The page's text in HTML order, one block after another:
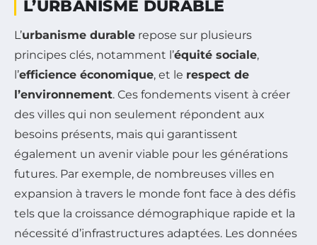
L’URBANISME DURABLE
L’urbanisme durable repose sur plusieurs
principes clés, notamment l’équité sociale,
l’efficience économique, et le respect de
l’environnement. Ces fondements visent à créer
des villes qui non seulement répondent aux
besoins présents, mais qui garantissent
également un avenir viable pour les générations
futures. Par exemple, de nombreuses villes en
expansion à travers le monde font face à des défis
tels que la croissance démographique rapide et la
nécessité d’infrastructures adaptées. Les données